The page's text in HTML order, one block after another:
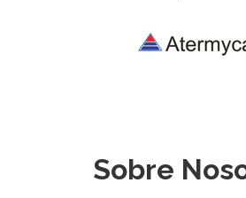
Descubre por qué